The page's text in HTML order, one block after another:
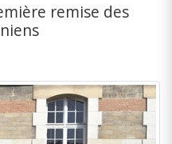
remise des